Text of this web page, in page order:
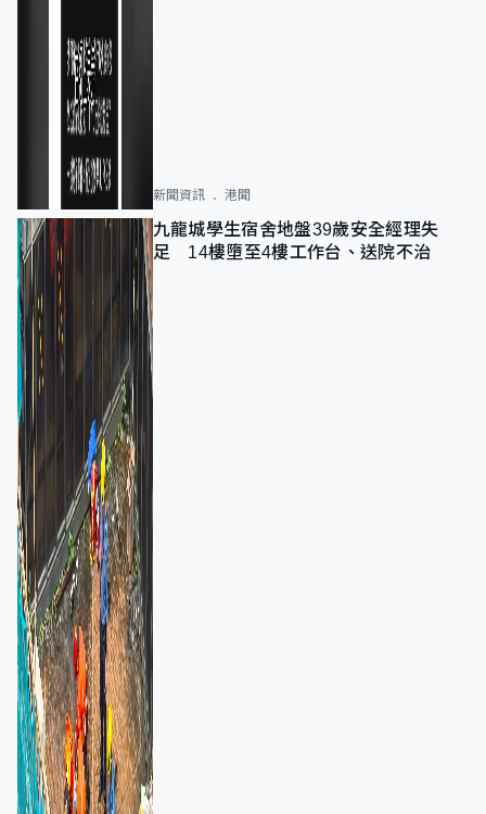
新聞資訊 港聞
九龍城學生宿舍地盤39歲安全經理失
足 14樓墮至4樓工作台、送院不治